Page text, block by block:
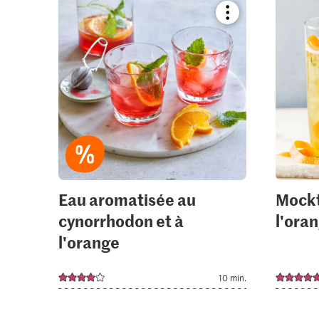
Bookmark
recipe
or
add
it
to
your
collections.
Eau aromatisée au
cynorrhodon et à
l'orange
10 min.